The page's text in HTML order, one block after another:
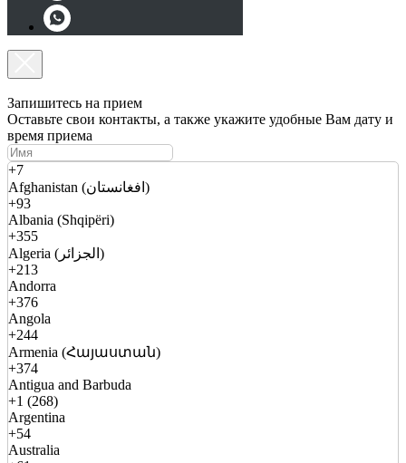
Запишитесь на прием
Оставьте свои контакты, а также укажите удобные Вам дату и
время приема
+7
Afghanistan (افغانستان)
+93
Albania (Shqipëri)
+355
Algeria (الجزائر)
+213
Andorra
+376
Angola
+244
Armenia (Հայաստան)
+374
Antigua and Barbuda
+1 (268)
Argentina
+54
Australia